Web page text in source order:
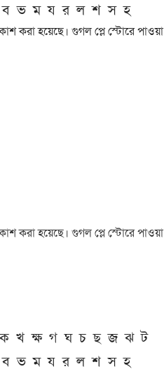
ব ভ ম য র ল শ স হ
করা হয়েছে। গুগল প্লে স্টোরে পাওয়া
করা হয়েছে। গুগল প্লে স্টোরে পাওয়া
ক খ ক্ষ গ ঘ চ ছ জ ঝ ট
ব ভ ম য র ল শ স হ